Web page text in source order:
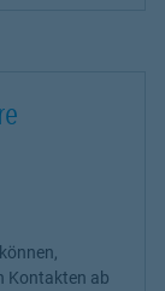
Kontakten ab